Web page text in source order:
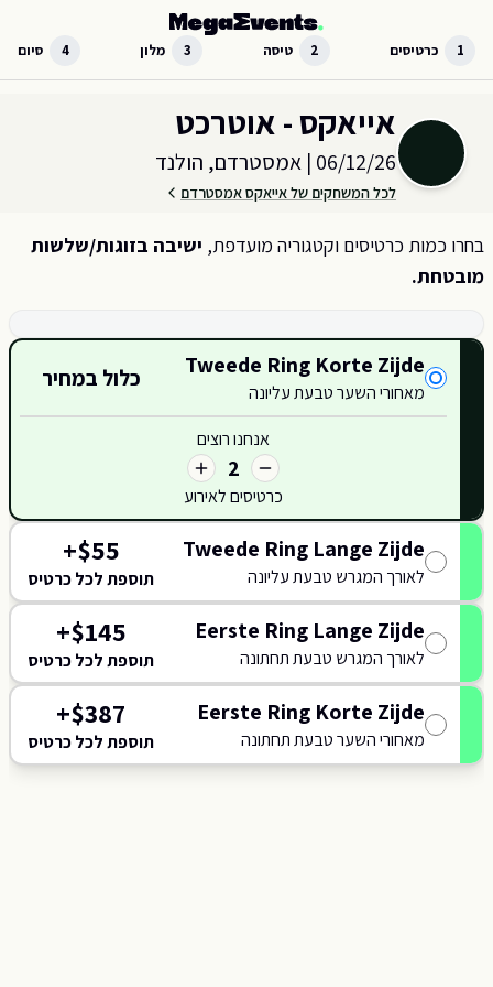
1 כרטיסים 2 טיסה 3 מלון 4 סיום
אייאקס - אוטרכט
06/12/26
| אמסטרדם, הולנד
לכל המשחקים של אייאקס אמסטרדם
בחרו כמות כרטיסים וקטגוריה מועדפת, ישיבה בזוגות/שלשות
מובטחת.
NORTH 114
115
413
414
816
415
קטגוריות כרטיסים זמינות
Tweede Ring Korte Zijde
מאחורי השער טבעת עליונה
כלול במחיר
אנחנו רוצים
2
כרטיסים לאירוע
Tweede Ring Lange Zijde
לאורך המגרש טבעת עליונה
$55
+
תוספת לכל כרטיס
Eerste Ring Lange Zijde
לאורך המגרש טבעת תחתונה
$145
+
תוספת לכל כרטיס
Eerste Ring Korte Zijde
מאחורי השער טבעת תחתונה
$387
+
תוספת לכל כרטיס